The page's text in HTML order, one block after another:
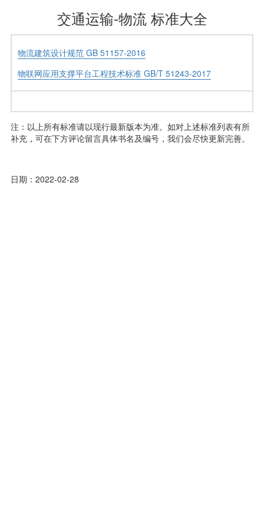
交通运输-物流 标准大全
物流建筑设计规范 GB 51157-2016
物联网应用支撑平台工程技术标准 GB/T 51243-2017
注：以上所有标准请以现行最新版本为准。如对上述标准列表有所
补充，可在下方评论留言具体书名及编号，我们会尽快更新完善。
日期：2022-02-28